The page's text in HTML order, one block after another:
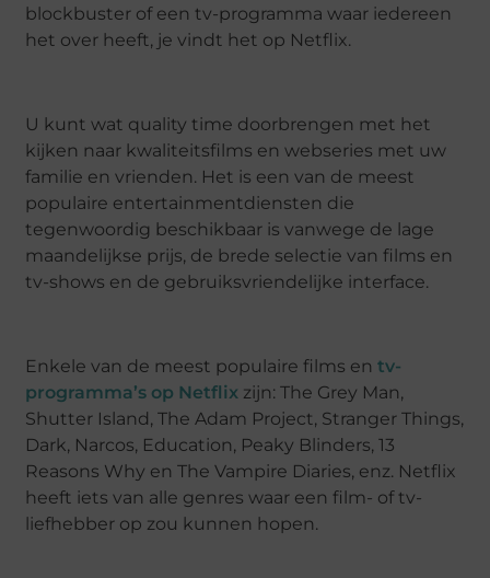
blockbuster of een tv-programma waar iedereen
het over heeft, je vindt het op Netflix.
U kunt wat quality time doorbrengen met het
kijken naar kwaliteitsfilms en webseries met uw
familie en vrienden. Het is een van de meest
populaire entertainmentdiensten die
tegenwoordig beschikbaar is vanwege de lage
maandelijkse prijs, de brede selectie van films en
tv-shows en de gebruiksvriendelijke interface.
Enkele van de meest populaire films entv-
programma’s op Netflix zijn: The Grey Man,
Shutter Island, The Adam Project, Stranger Things,
Dark, Narcos, Education, Peaky Blinders, 13
Reasons Why en The Vampire Diaries, enz. Netflix
heeft iets van alle genres waar een film- of tv-
liefhebber op zou kunnen hopen.